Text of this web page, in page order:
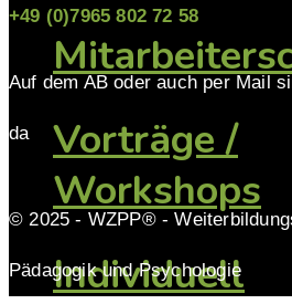
Vorträge /
Workshops
Individuell
+49 (0)7965 802 72 58
Auf dem AB oder auch per Mail
da
© 2025 - WZPP® -
Pädagogik und Psychologie